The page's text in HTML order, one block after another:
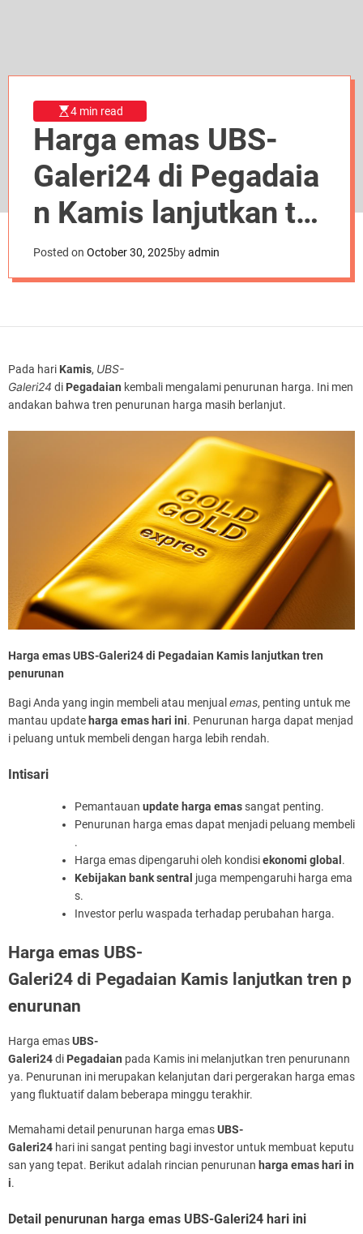
4 min read
Harga emas UBS-
Galeri24 di Pegadaia
n Kamis lanjutkan tre
n penurunan
Posted on October 30, 2025byadmin
Pada hari Kamis, UBS-
Galeri24 di Pegadaian kembali mengalami penurunan harga. Ini men
andakan bahwa tren penurunan harga masih berlanjut.
Harga emas UBS-Galeri24 di Pegadaian Kamis lanjutkan tren
penurunan
Bagi Anda yang ingin membeli atau menjualemas, penting untuk me
mantau updateharga emas hari ini. Penurunan harga dapat menjad
i peluang untuk membeli dengan harga lebih rendah.
Intisari
Pemantauan update harga emassangat penting.
Penurunan harga emas dapat menjadi peluang membeli
.
Harga emas dipengaruhi oleh kondisiekonomi global.
Kebijakan bank sentral juga mempengaruhi harga ema
s.
Investor perlu waspada terhadap perubahan harga.
Harga emas UBS-
Galeri24 di Pegadaian Kamis lanjutkan tren p
enurunan
Harga emasUBS-
Galeri24di Pegadaian pada Kamis ini melanjutkan tren penurunann
ya. Penurunan ini merupakan kelanjutan dari pergerakan harga emas
yang fluktuatif dalam beberapa minggu terakhir.
Memahami detail penurunan harga emasUBS-
Galeri24 hari ini sangat penting bagi investor untuk membuat keputu
san yang tepat. Berikut adalah rincian penurunan harga emas hari in
i.
Detail penurunan harga emas UBS-Galeri24 hari ini